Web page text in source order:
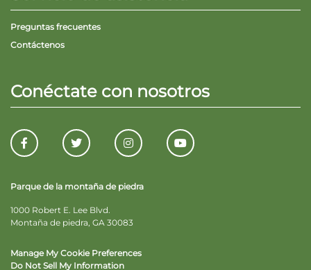
Preguntas frecuentes
Contáctenos
Conéctate con nosotros
Parque de la montaña de piedra
1000 Robert E. Lee Blvd.
Montaña de piedra, GA 30083
Manage My Cookie Preferences
Do Not Sell My Information